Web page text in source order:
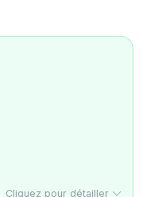
Cliquez pour détailler